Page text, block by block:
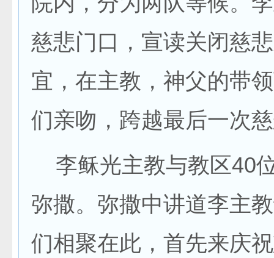
慈悲门口，宣读关闭慈
宜，在主教，神父的带
们亲吻，跨越最后一次
李稣光主教与教区40
弥撒。弥撒中讲道李主
们相聚在此，首先来庆